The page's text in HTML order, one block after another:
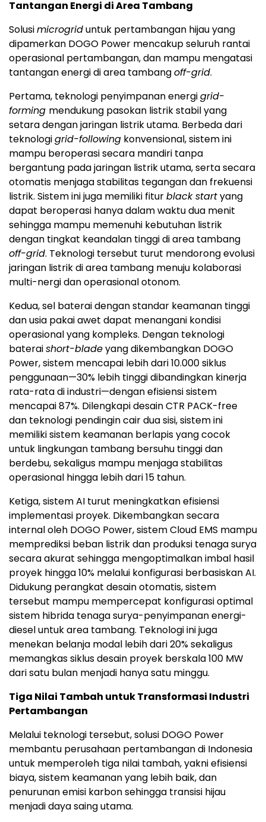
Tantangan Energi di Area Tambang
Solusimicrogriduntuk pertambangan hijau yang
dipamerkan DOGO Power mencakup seluruh rantai
operasional pertambangan, dan mampu mengatasi
tantangan energi di area tambangoff-grid.
Pertama, teknologi penyimpanan energigrid-
forming mendukung pasokan listrik stabil yang
setara dengan jaringan listrik utama. Berbeda dari
teknologigrid-following konvensional, sistem ini
mampu beroperasi secara mandiri tanpa
bergantung pada jaringan listrik utama, serta secara
otomatis menjaga stabilitas tegangan dan frekuensi
listrik. Sistem ini juga memiliki fiturblack startyang
dapat beroperasi hanya dalam waktu dua menit
sehingga mampu memenuhi kebutuhan listrik
dengan tingkat keandalan tinggi di area tambang
off-grid. Teknologi tersebut turut mendorong evolusi
jaringan listrik di area tambang menuju kolaborasi
multi-nergi dan operasional otonom.
Kedua, sel baterai dengan standar keamanan tinggi
dan usia pakai awet dapat menangani kondisi
operasional yang kompleks. Dengan teknologi
bateraishort-bladeyang dikembangkan DOGO
Power, sistem mencapai lebih dari 10.000 siklus
penggunaan—30% lebih tinggi dibandingkan kinerja
rata-rata di industri—dengan efisiensi sistem
mencapai 87%. Dilengkapi desain CTR PACK-free
dan teknologi pendingin cair dua sisi, sistem ini
memiliki sistem keamanan berlapis yang cocok
untuk lingkungan tambang bersuhu tinggi dan
berdebu, sekaligus mampu menjaga stabilitas
operasional hingga lebih dari 15 tahun.
Ketiga, sistem AI turut meningkatkan efisiensi
implementasi proyek. Dikembangkan secara
internal oleh DOGO Power, sistem Cloud EMS mampu
memprediksi beban listrik dan produksi tenaga surya
secara akurat sehingga mengoptimalkan imbal hasil
proyek hingga 10% melalui konfigurasi berbasiskan AI.
Didukung perangkat desain otomatis, sistem
tersebut mampu mempercepat konfigurasi optimal
sistem hibrida tenaga surya-penyimpanan energi-
diesel untuk area tambang. Teknologi ini juga
menekan belanja modal lebih dari 20% sekaligus
memangkas siklus desain proyek berskala 100 MW
dari satu bulan menjadi hanya satu minggu.
Tiga Nilai Tambah untuk Transformasi Industri
Pertambangan
Melalui teknologi tersebut, solusi DOGO Power
membantu perusahaan pertambangan di Indonesia
untuk memperoleh tiga nilai tambah, yakni efisiensi
biaya, sistem keamanan yang lebih baik, dan
penurunan emisi karbon sehingga transisi hijau
menjadi daya saing utama.